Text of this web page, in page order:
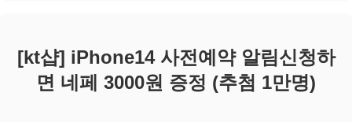
[kt샵] iPhone14 사전예약 알림신청하
면 네페 3000원 증정 (추첨 1만명)